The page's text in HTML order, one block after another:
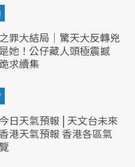
罪大結局｜驚天大反轉兇
她！公仔藏人頭極震撼
求續集
日天氣預報 | 天文台未來
港天氣預報 香港各區氣